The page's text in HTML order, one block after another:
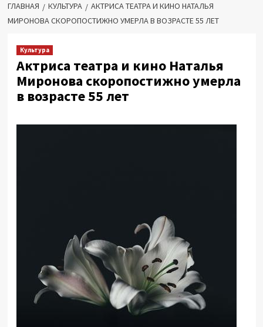
ГЛАВНАЯ КУЛЬТУРА
АКТРИСА ТЕАТРА И КИНО НАТАЛЬЯ
МИРОНОВА СКОРОПОСТИЖНО УМЕРЛА В ВОЗРАСТЕ 55 ЛЕТ
Культура
Актриса театра и кино Наталья
Миронова скоропостижно умерла
в возрасте 55 лет